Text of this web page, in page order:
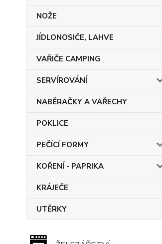
NOŽE
JÍDLONOSIČE, LAHVE
VAŘIČE CAMPING
SERVÍROVÁNÍ
NABĚRAČKY A VAŘECHY
POKLICE
PEČÍCÍ FORMY
KOŘENÍ - PAPRIKA
KRÁJEČE
UTĚRKY